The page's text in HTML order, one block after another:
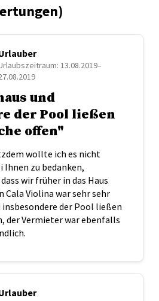
13.08.2019–
und
der Pool ließen
offen"
wollte ich es nicht
Ihnen zu bedanken,
wir früher in das Haus
Cala Violina war sehr sehr
insbesondere der Pool ließen
der Vermieter war ebenfalls